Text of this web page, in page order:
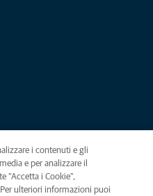
i contenuti e gli
e per analizzare il
"Accetta i Cookie",
ulteriori informazioni puoi